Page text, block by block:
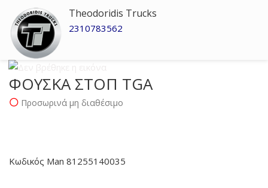
Theodoridis Trucks
2310783562
ΦΟΥΣΚΑ ΣΤΟΠ TGA
Προσωρινά μη διαθέσιμο
Κωδικός Man 81255140035